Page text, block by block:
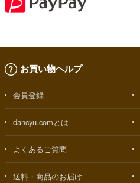
お買い物ヘルプ
会員登録
dancyu.comとは
よくあるご質問
送料・商品のお届け